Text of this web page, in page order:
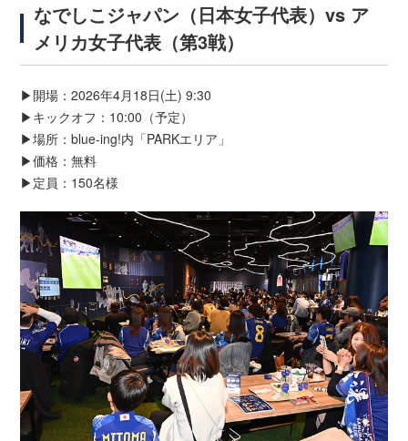
なでしこジャパン（日本女子代表）vs ア
メリカ女子代表（第3戦）
▶開場：2026年4月18日(土) 9:30
▶キックオフ：10:00（予定）
▶場所：blue-ing!内「PARKエリア」
▶価格：無料
▶定員：150名様